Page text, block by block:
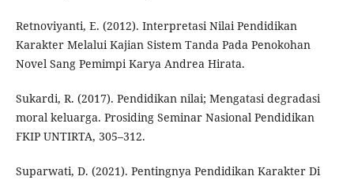
Retnoviyanti, E. (2012). Interpretasi Nilai Pendidikan
Karakter Melalui Kajian Sistem Tanda Pada Penokohan
Novel Sang Pemimpi Karya Andrea Hirata.
Sukardi, R. (2017). Pendidikan nilai; Mengatasi degradasi
moral keluarga. Prosiding Seminar Nasional Pendidikan
FKIP UNTIRTA, 305–312.
Suparwati, D. (2021). Pentingnya Pendidikan Karakter Di